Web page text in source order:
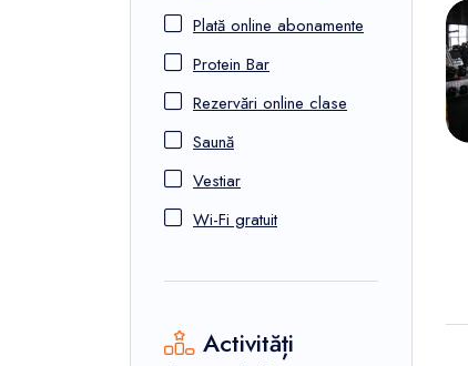
Plată online abonamente
Protein Bar
Rezervări online clase
Saună
Vestiar
Wi-Fi gratuit
Activități